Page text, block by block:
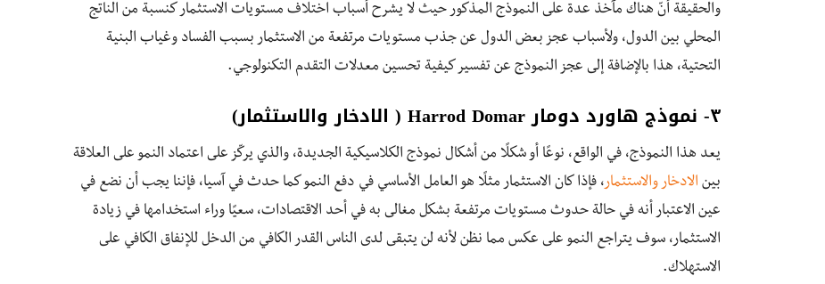
والحقيقة أنّ هناك مآخذ عدة على النموذج المذكور حيث لا يشرح أسباب اختلاف مستويات الاستثمار كنسبة من الناتج
المحلي بين الدول، ولأسباب عجز بعض الدول عن جذب مستويات مرتفعة من الاستثمار بسبب الفساد وغياب البنية
التحتية، هذا بالإضافة إلى عجز النموذج عن تفسير كيفية تحسين معدلات التقدم التكنولوجي.
٣- نموذج هاورد دومار Harrod Domar ( الادخار والاستثمار)
يعد هذا النموذج، في الواقع، نوعًا أو شكلًا من أشكال نموذج الكلاسيكية الجديدة، والذي يركّز على اعتماد النمو على العلاقة
بين الادخار والاستثمار، فإذا كان الاستثمار مثلًا هو العامل الأساسي في دفع النمو كما حدث في آسيا، فإننا يجب أن نضع في
عين الاعتبار أنه في حالة حدوث مستويات مرتفعة بشكل مغالى به في أحد الاقتصادات، سعيًا وراء استخدامها في زيادة
الاستثمار، سوف يتراجع النمو على عكس مما نظن لأنه لن يتبقى لدى الناس القدر الكافي من الدخل للإنفاق الكافي على
الاستهلاك.